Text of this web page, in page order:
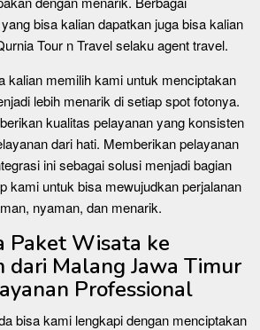
bisa kalian dapatkan juga bisa kalian
Tour n Travel selaku agent travel.
kalian memilih kami untuk menciptakan
lebih menarik di setiap spot fotonya.
kualitas pelayanan yang konsisten
dari hati. Memberikan pelayanan
ini sebagai solusi menjadi bagian
kami untuk bisa mewujudkan perjalanan
nyaman, dan menarik.
Paket Wisata ke
dari Malang Jawa Timur
Professional
bisa kami lengkapi dengan menciptakan